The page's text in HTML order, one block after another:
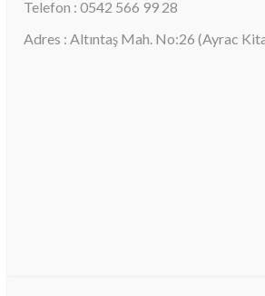
Telefon : 0542 566 99 28
Adres : Altıntaş Mah. No:26 (Ayrac